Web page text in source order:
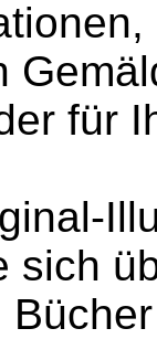
für
sich